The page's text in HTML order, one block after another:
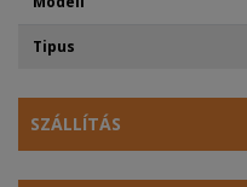
Tipus
SZÁLLÍTÁS